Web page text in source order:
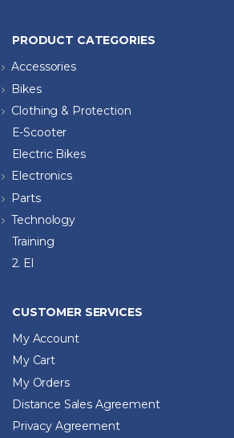
PRODUCT CATEGORIES
Accessories
Bikes
Clothing & Protection
E-Scooter
Electric Bikes
Electronics
Parts
Technology
Training
2. El
CUSTOMER SERVICES
My Account
My Cart
My Orders
Distance Sales Agreement
Privacy Agreement